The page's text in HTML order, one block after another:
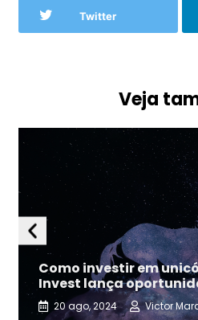
Twitter
Veja
Como investir em
Invest lança
20 ago, 2024 Victor